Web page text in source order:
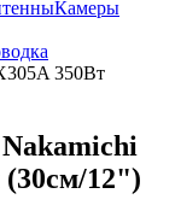
Камеры
350Вт
12")